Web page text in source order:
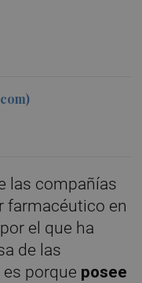
las compañías
farmacéutico en
el que ha
de las
porque posee